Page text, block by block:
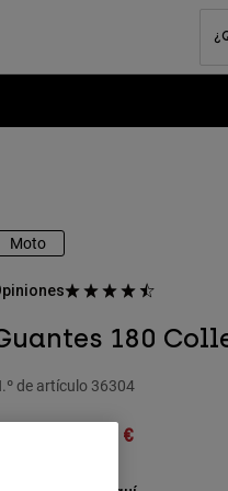
Moto
180
de artículo 36304
Price reduced from
19,49 €